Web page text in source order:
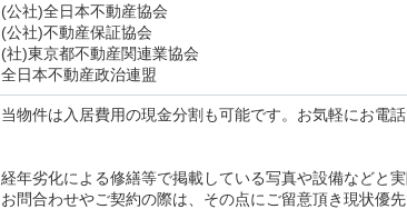
(公社)全日本不動産協会
(公社)不動産保証協会
(社)東京都不動産関連業協会
全日本不動産政治連盟
当物件は入居費用の現金分割も可能です。お気軽にお電話
経年劣化による修繕等で掲載している写真や設備などと
お問合わせやご契約の際は、その点にご留意頂き現状優